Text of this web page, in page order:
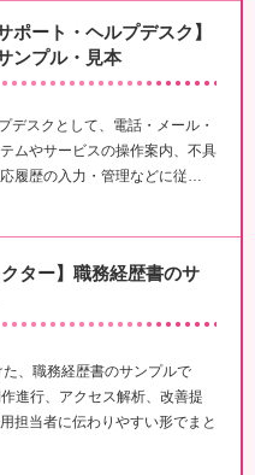
ポート・ヘルプデスク】
ンプル・見本
デスクとして、電話・メール・
ムやサービスの操作案内、不具
履歴の入力・管理などに従…
クター】職務経歴書のサ
、職務経歴書のサンプルで
進行、アクセス解析、改善提
担当者に伝わりやすい形でまと